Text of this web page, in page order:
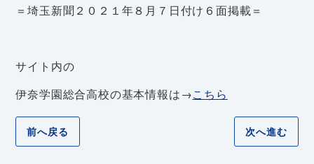
＝埼玉新聞２０２１年８月７日付け６面掲載＝
サイト内の
伊奈学園総合高校の基本情報は→こちら
前へ戻る 次へ進む